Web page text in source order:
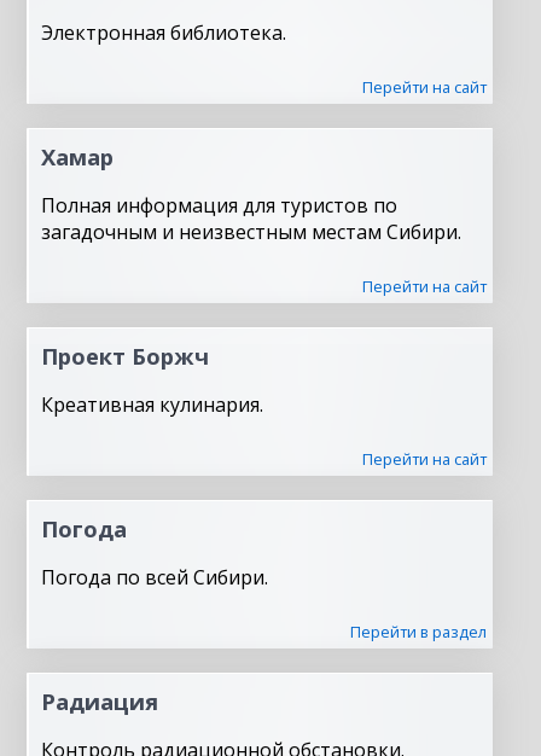
Электронная библиотека.
Перейти на сайт
Хамар
Полная информация для туристов по
загадочным и неизвестным местам Сибири.
Перейти на сайт
Проект Боржч
Креативная кулинария.
Перейти на сайт
Погода
Погода по всей Сибири.
Перейти в раздел
Радиация
Контроль радиационной обстановки.